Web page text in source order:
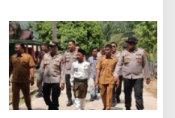
Lahan PT Yutani Suadiri